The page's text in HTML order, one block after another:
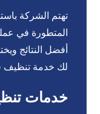
تهتم الشركة
المتطورة في
أفضل النتائج
لك خدمة تنظيف
خدمات